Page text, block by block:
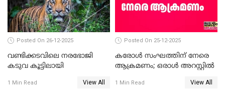
Posted On 26-12-2025
വണ്ടിക്കടവിലെ നരഭോജി
കടുവ കൂട്ടിലായി
1 Min Read View All
Posted On 25-12-2025
കരോള്‍ സംഘത്തിന് നേരെ
ആക്രമണം; ഒരാള്‍ അറസ്റ്റില്‍
1 Min Read View All